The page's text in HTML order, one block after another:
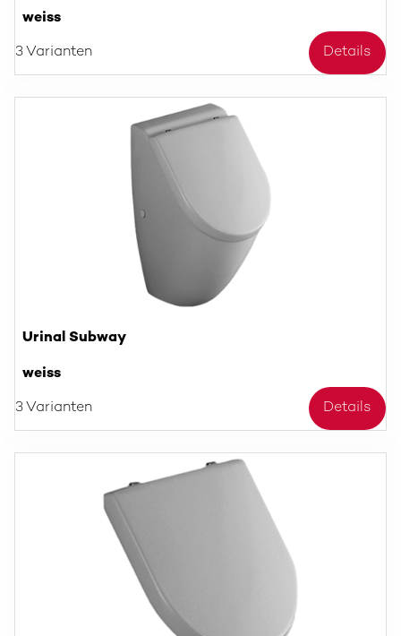
weiss
3 Varianten Details
Urinal Subway
weiss
3 Varianten Details